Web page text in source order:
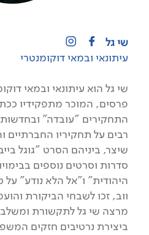
שי גל
עיתונאי ובמאי דוקומנטרי
שי גל הוא עיתונאי ובמאי
פרסים, המוכר מתפקידיו
רבים על תחקיריו החברתיים
שיצר, ביניהם הסרט "גוגל
סדרות וסרטים נוספים
היהודית" ו"אל הלא נודע"
ווב, זכו לשבחי הביקורת
מרצה שי גל לתקשורת ומשלב
ביצירת נרטיבים חזקים